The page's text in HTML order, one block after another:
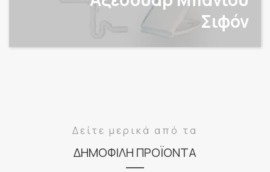
Σιφόν
Δείτε μερικά από τα
ΔΗΜΟΦΙΛΗ ΠΡΟΪΟΝΤΑ